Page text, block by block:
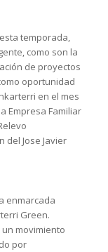
temporada,
como son la
de proyectos
oportunidad
en el mes
Empresa Familiar
del Jose Javier
enmarcada
Green.
movimiento
por